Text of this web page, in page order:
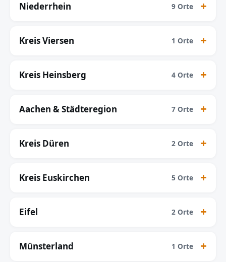
Niederrhein 9 Orte
Kreis Viersen 1 Orte
Kreis Heinsberg 4 Orte
Aachen & Städteregion 7 Orte
Kreis Düren 2 Orte
Kreis Euskirchen 5 Orte
Eifel 2 Orte
Münsterland 1 Orte